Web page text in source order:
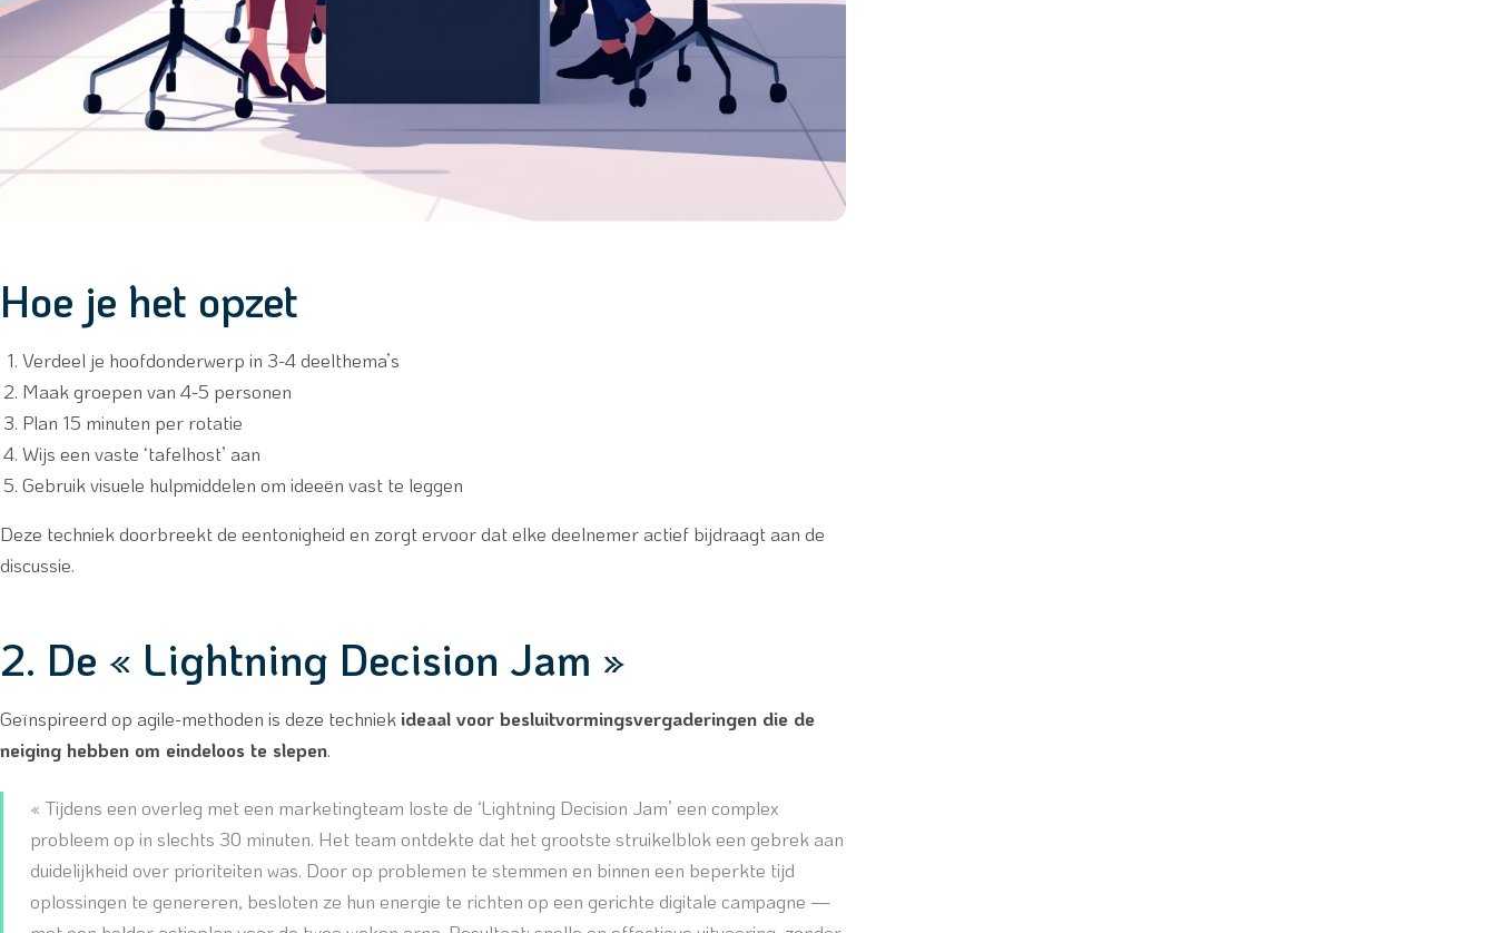
Hoe je het opzet
Verdeel je hoofdonderwerp in 3-4 deelthema’s
Maak groepen van 4-5 personen
Plan 15 minuten per rotatie
Wijs een vaste ‘tafelhost’ aan
Gebruik visuele hulpmiddelen om ideeën vast te leggen
Deze techniek doorbreekt de eentonigheid en zorgt ervoor dat elke deelnemer actief bijdraagt aan de
discussie.
2. De « Lightning Decision Jam »
Geïnspireerd op agile-methoden is deze techniek ideaal voor besluitvormingsvergaderingen die de
neiging hebben om eindeloos te slepen.
« Tijdens een overleg met een marketingteam loste de ‘Lightning Decision Jam’ een complex
probleem op in slechts 30 minuten. Het team ontdekte dat het grootste struikelblok een gebrek aan
duidelijkheid over prioriteiten was. Door op problemen te stemmen en binnen een beperkte tijd
oplossingen te genereren, besloten ze hun energie te richten op een gerichte digitale campagne —